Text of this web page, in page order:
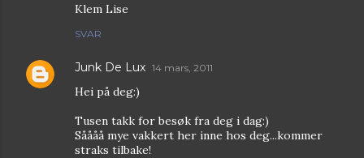
Klem Lise
SVAR
Junk De Lux 14 mars, 2011
Hei på deg:)
Tusen takk for besøk fra deg i dag:)
Såååå mye vakkert her inne hos deg...kommer
straks tilbake!